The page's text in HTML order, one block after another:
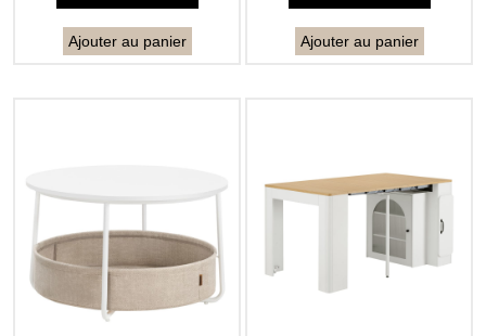
Ajouter au panier Ajouter au panier